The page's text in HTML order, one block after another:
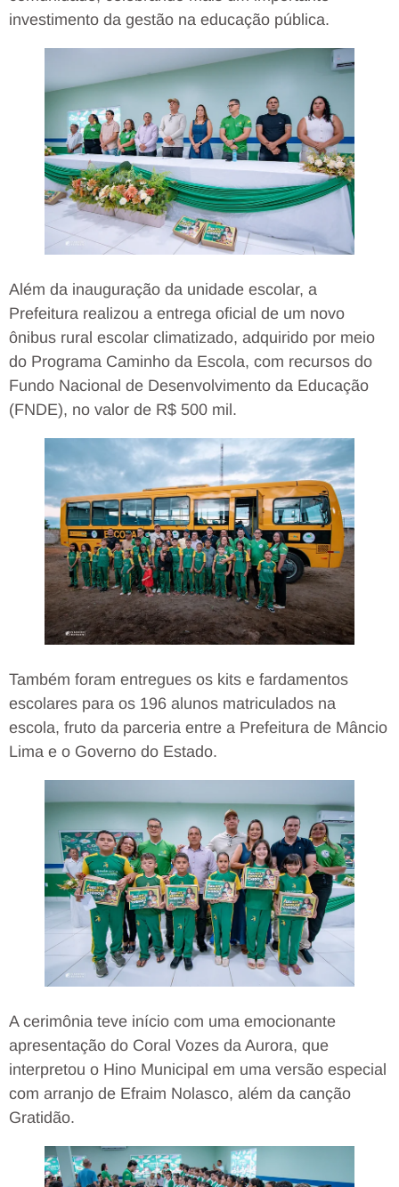
investimento da gestão na educação pública.
Além da inauguração da unidade escolar, a
Prefeitura realizou a entrega oficial de um novo
ônibus rural escolar climatizado, adquirido por meio
do Programa Caminho da Escola, com recursos do
Fundo Nacional de Desenvolvimento da Educação
(FNDE), no valor de R$ 500 mil.
Também foram entregues os kits e fardamentos
escolares para os 196 alunos matriculados na
escola, fruto da parceria entre a Prefeitura de Mâncio
Lima e o Governo do Estado.
A cerimônia teve início com uma emocionante
apresentação do Coral Vozes da Aurora, que
interpretou o Hino Municipal em uma versão especial
com arranjo de Efraim Nolasco, além da canção
Gratidão.